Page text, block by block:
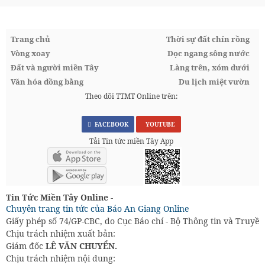
Trang chủ
Thời sự đất chín rồng
Vòng xoay
Dọc ngang sông nước
Đất và người miền Tây
Làng trên, xóm dưới
Văn hóa đồng bằng
Du lịch miệt vườn
Theo dõi TTMT Online trên:
FACEBOOK YOUTUBE
Tải Tin tức miền Tây App
Tin Tức Miền Tây Online -
Chuyên trang tin tức của Báo An Giang Online
Giấy phép số 74/GP-CBC, do Cục Báo chí - Bộ Thông tin và
Chịu trách nhiệm xuất bản:
Giám đốc LÊ VĂN CHUYỂN.
Chịu trách nhiệm nội dung: